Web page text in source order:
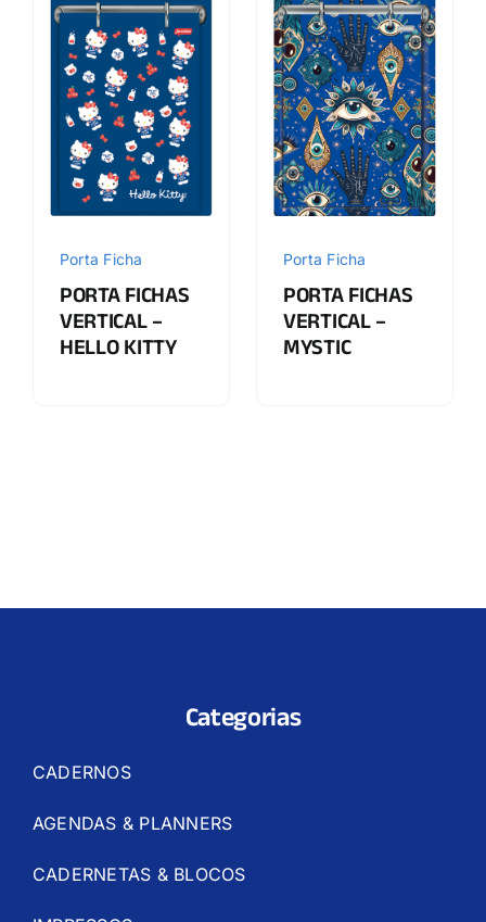
Porta Ficha
PORTA FICHAS
VERTICAL –
HELLO KITTY
Porta Ficha
PORTA FICHAS
VERTICAL –
MYSTIC
Categorias
CADERNOS
AGENDAS & PLANNERS
CADERNETAS & BLOCOS